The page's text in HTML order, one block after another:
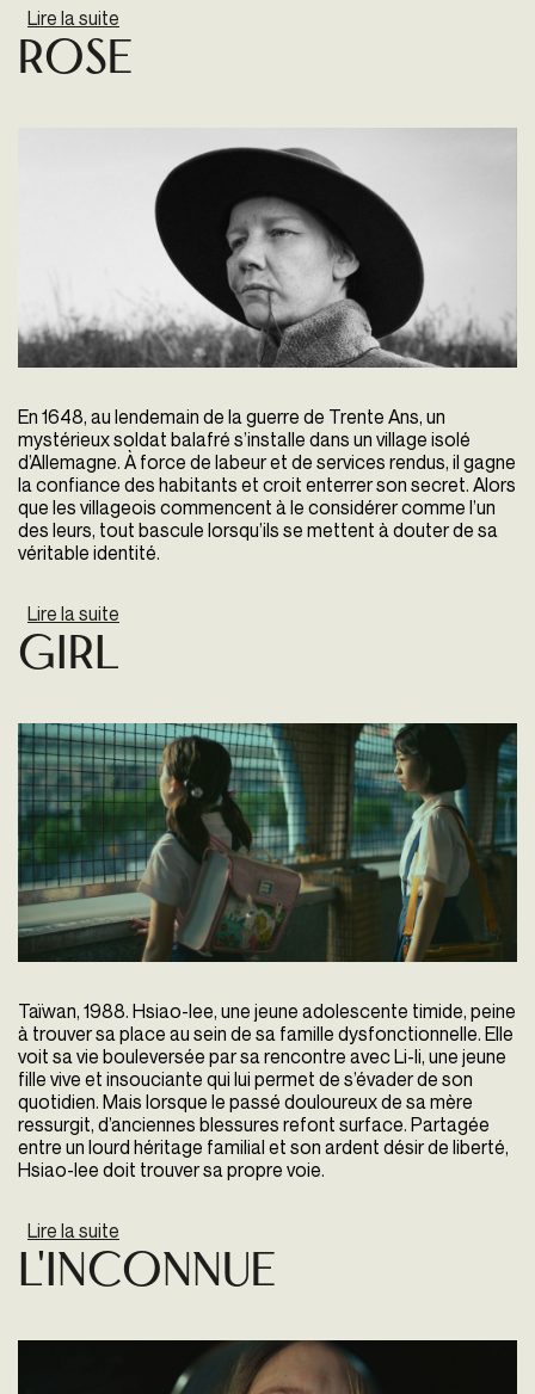
Lire la suite
Rose
En 1648, au lendemain de la guerre de Trente Ans, un
mystérieux soldat balafré s’installe dans un village isolé
d’Allemagne. À force de labeur et de services rendus, il gagne
la confiance des habitants et croit enterrer son secret. Alors
que les villageois commencent à le considérer comme l’un
des leurs, tout bascule lorsqu’ils se mettent à douter de sa
véritable identité.
Lire la suite
Girl
Taïwan, 1988. Hsiao-lee, une jeune adolescente timide, peine
à trouver sa place au sein de sa famille dysfonctionnelle. Elle
voit sa vie bouleversée par sa rencontre avec Li-li, une jeune
fille vive et insouciante qui lui permet de s’évader de son
quotidien. Mais lorsque le passé douloureux de sa mère
ressurgit, d’anciennes blessures refont surface. Partagée
entre un lourd héritage familial et son ardent désir de liberté,
Hsiao-lee doit trouver sa propre voie.
Lire la suite
L'Inconnue